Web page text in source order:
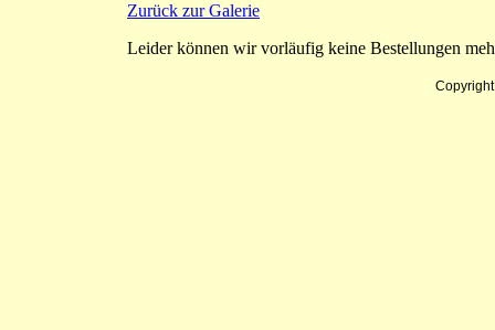
Zurück zur Galerie
Leider können wir vorläufig keine Bestellungen